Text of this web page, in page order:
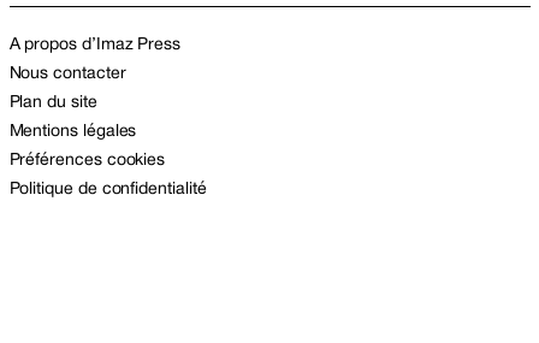
A propos d’Imaz Press
Nous contacter
Plan du site
Mentions légales
Préférences cookies
Politique de confidentialité